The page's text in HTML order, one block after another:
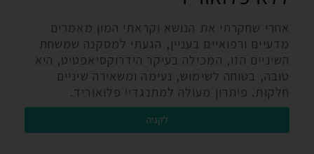
אחרי שחקרתי את הנושא וקראתי המון מאמרים
מדעיים ורפואיים בעניין, הגעתי למסקנה שמשחת
השיניים הזו, המכילה בעיקר הידרוקסיאפטיט, היא
טובה, בטוחה לשימוש, נעימה ומשאירה שיניים
חלקות. פיתרון מעולה למתנגדיי פלואוריד.
לקניה